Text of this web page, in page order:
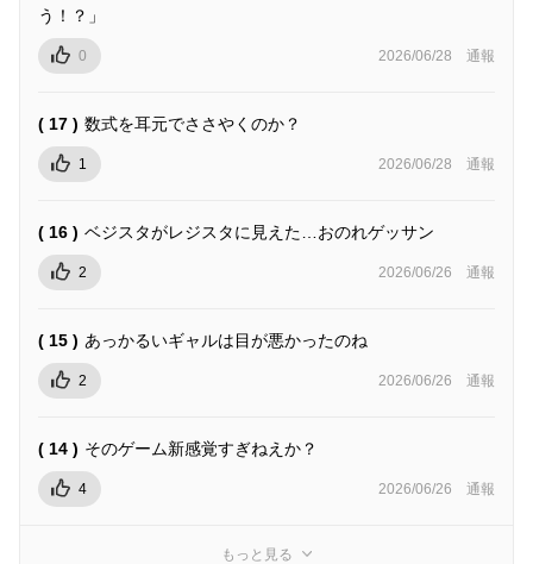
う！？」
0 2026/06/28 通報
( 17 ) 数式を耳元でささやくのか？
1 2026/06/28 通報
( 16 ) ベジスタがレジスタに見えた…おのれゲッサン
2 2026/06/26 通報
( 15 ) あっかるいギャルは目が悪かったのね
2 2026/06/26 通報
( 14 ) そのゲーム新感覚すぎねえか？
4 2026/06/26 通報
もっと見る